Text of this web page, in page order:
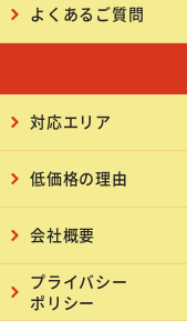
よくあるご質問
対応エリア
低価格の理由
会社概要
プライバシー
ポリシー